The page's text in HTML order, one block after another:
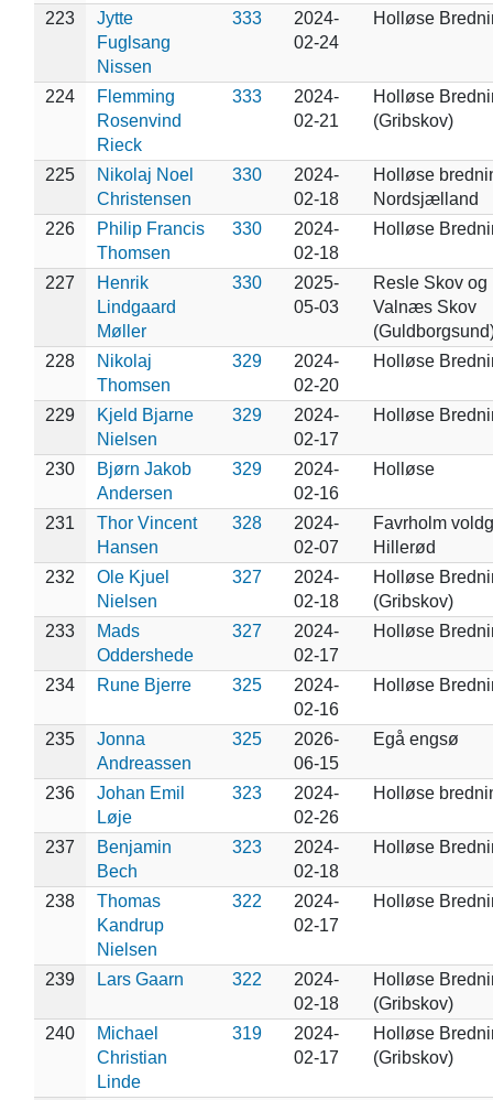
223
Jytte
Fuglsang
Nissen
333
2024-
02-24
Holløse
224
Flemming
Rosenvind
Rieck
333
2024-
02-21
Holløse
(Gribskov)
225
Nikolaj Noel
Christensen
330
2024-
02-18
Holløse
Nordsjælland
226
Philip Francis
Thomsen
330
2024-
02-18
Holløse
227
Henrik
Lindgaard
Møller
330
2025-
05-03
Resle Skov og
Valnæs Skov
228
Nikolaj
Thomsen
329
2024-
02-20
Holløse
229
Kjeld Bjarne
Nielsen
329
2024-
02-17
Holløse
230
Bjørn Jakob
Andersen
329
2024-
02-16
Holløse
231
Thor Vincent
Hansen
328
2024-
02-07
Favrholm
Hillerød
232
Ole Kjuel
Nielsen
327
2024-
02-18
Holløse
(Gribskov)
233
Mads
Oddershede
327
2024-
02-17
Holløse
234 Rune Bjerre 325
2024-
02-16
Holløse
235
Jonna
Andreassen
325
2026-
06-15
Egå engsø
236
Johan Emil
Løje
323
2024-
02-26
Holløse
237
Benjamin
Bech
323
2024-
02-18
Holløse
238
Thomas
Kandrup
Nielsen
322
2024-
02-17
Holløse
239 Lars Gaarn 322
2024-
02-18
Holløse
(Gribskov)
240
Michael
Christian
Linde
319
2024-
02-17
Holløse
(Gribskov)